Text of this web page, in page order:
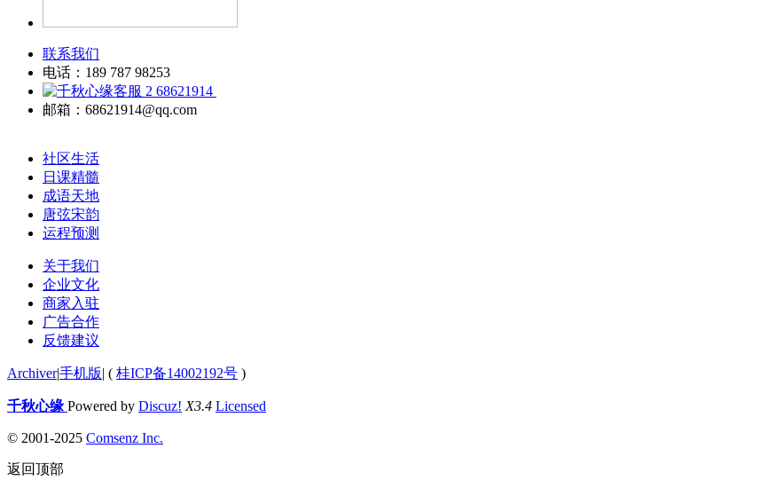
联系我们
电话：189 787 98253
68621914
邮箱：68621914@qq.com
社区生活
日课精髓
成语天地
唐弦宋韵
运程预测
关于我们
企业文化
商家入驻
广告合作
反馈建议
Archiver|手机版| ( 桂ICP备14002192号 )
千秋心缘 Powered by Discuz! X3.4 Licensed
© 2001-2025 Comsenz Inc.
返回顶部